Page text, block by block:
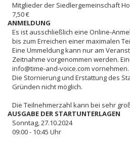
Mitglieder der Siedlergemeinschaft
7,50 €
ANMELDUNG
Es ist ausschließlich eine Online-
bis zum Erreichen einer maximalen
Eine Ummeldung kann nur am
Zeitnahme vorgenommen werden.
info@time-and-voice.com vornehmen.
Die Stornierung und Erstattung des
Gründen nicht möglich.
Die Teilnehmerzahl kann bei sehr
AUSGABE DER STARTUNTERLAGEN
Sonntag, 27.10.2024
09:00 - 10:45 Uhr